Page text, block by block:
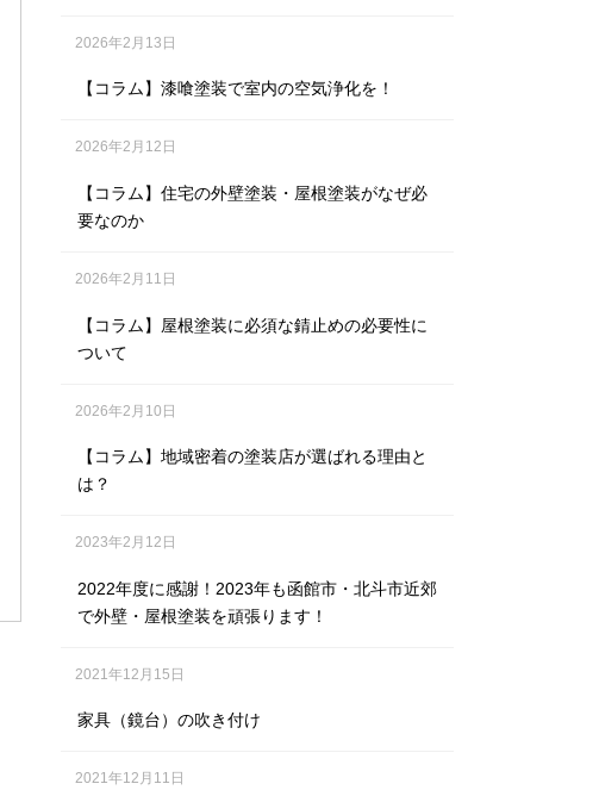
2026年2月13日
【コラム】漆喰塗装で室内の空気浄化を！
2026年2月12日
【コラム】住宅の外壁塗装・屋根塗装がなぜ必
要なのか
2026年2月11日
【コラム】屋根塗装に必須な錆止めの必要性に
ついて
2026年2月10日
【コラム】地域密着の塗装店が選ばれる理由と
は？
2023年2月12日
2022年度に感謝！2023年も函館市・北斗市近郊
で外壁・屋根塗装を頑張ります！
2021年12月15日
家具（鏡台）の吹き付け
2021年12月11日